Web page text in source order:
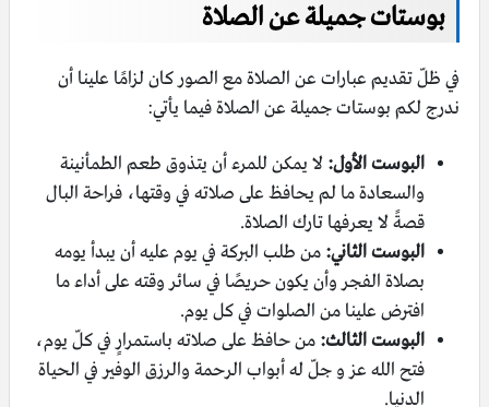
بوستات جميلة عن الصلاة
في ظلّ تقديم عبارات عن الصلاة مع الصور كان لزامًا علينا أن
ندرج لكم بوستات جميلة عن الصلاة فيما يأتي:
البوست الأول: لا يمكن للمرء أن يتذوق طعم الطمأنينة
والسعادة ما لم يحافظ على صلاته في وقتها، فراحة البال
قصةً لا يعرفها تارك الصلاة.
البوست الثاني: من طلب البركة في يوم عليه أن يبدأ يومه
بصلاة الفجر وأن يكون حريصًا في سائر وقته على أداء ما
افترض علينا من الصلوات في كل يوم.
البوست الثالث: من حافظ على صلاته باستمرارٍ في كلّ يوم،
فتح الله عز و جلّ له أبواب الرحمة والرزق الوفير في الحياة
الدنيا.